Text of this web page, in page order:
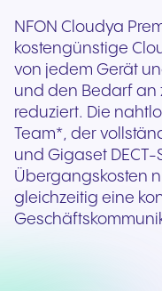
NFON Cloudya
kostengünstige
von jedem Gerät
und den Bedarf an
reduziert. Die
Team*, der
und Gigaset
Übergangskosten
gleichzeitig eine